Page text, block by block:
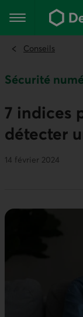
contenu
Menu principal
Conseils
Sécurité
7 indices
détecter
14 février 2024